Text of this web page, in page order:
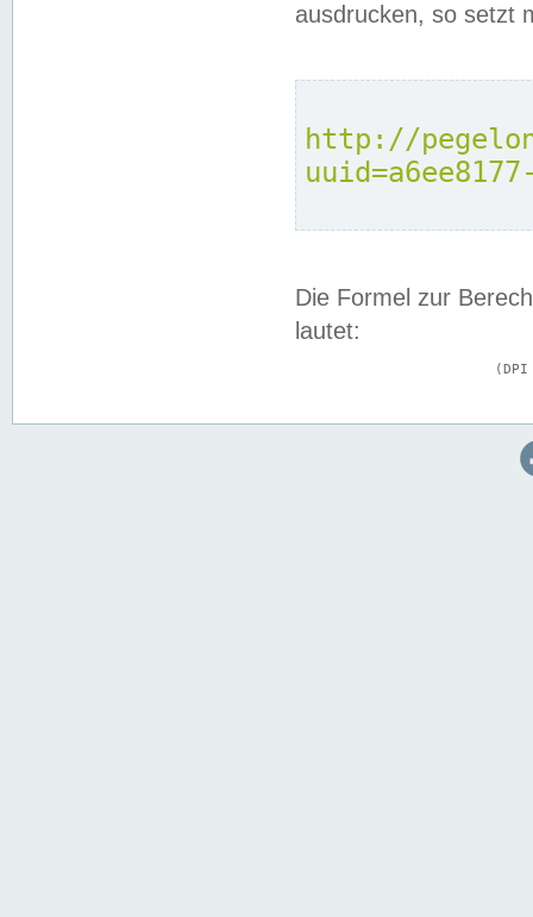
ausdrucken, so setzt
http://
Die Formel zur
lautet: